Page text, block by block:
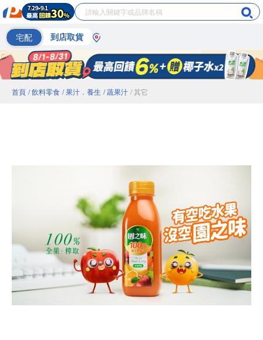
宅配 到店取貨
首頁 / 飲料零食 / 果汁．養生 / 蔬果汁 / 其它